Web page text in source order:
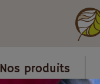
Nos produits